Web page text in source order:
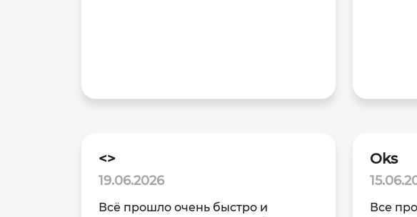
<>
19.06.2026
Всё прошло очень быстро и
Oks
Все